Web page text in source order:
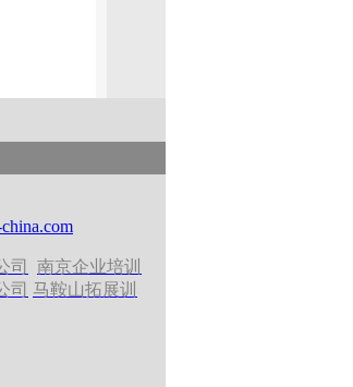
司
南京企业培训
司 马鞍山拓展训